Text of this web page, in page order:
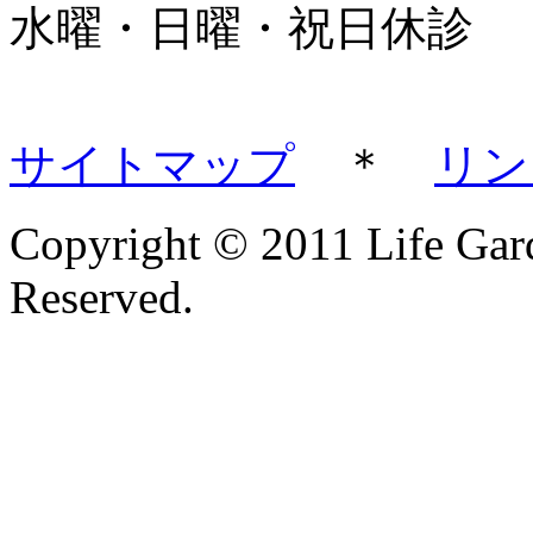
水曜・日曜・祝日休診
サイトマップ ＊
リ
Copyright © 2011 Life
Reserved.